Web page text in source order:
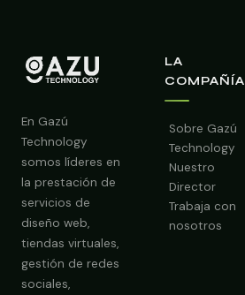
En Gazú
Technology
somos líderes en
la prestación de
servicios de
diseño web,
tiendas virtuales,
gestión de redes
sociales,
LA
COMPAÑÍA
Sobre Gazú
Technology
Nuestro
Director
Trabaja con
nosotros